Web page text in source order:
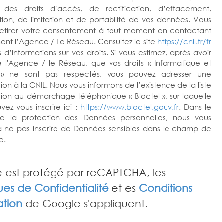
des droits d’accès, de rectification, d’effacement,
de limitation et de portabilité de vos données. Vous
votre consentement à tout moment en contactant
l’Agence / Le Réseau. Consultez le site https://cnil.fr/fr
d’informations sur vos droits. Si vous estimez, après avoir
l'Agence / le Réseau, que vos droits « Informatique et
» ne sont pas respectés, vous pouvez adresser une
à la CNIL. Nous vous informons de l’existence de la liste
au démarchage téléphonique « Bloctel », sur laquelle
vous inscrire ici : https://www.bloctel.gouv.fr. Dans le
la protection des Données personnelles, nous vous
ne pas inscrire de Données sensibles dans le champ de
est protégé par reCAPTCHA, les
de Confidentialitéet es Conditions
de Google s'appliquent.